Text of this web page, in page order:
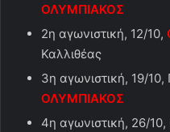
ΟΛΥΜΠΙΑΚΟΣ
2η αγωνιστική, 12/10,
Καλλιθέας
3η αγωνιστική, 19/
ΟΛΥΜΠΙΑΚΟΣ
4η αγωνιστική, 26/